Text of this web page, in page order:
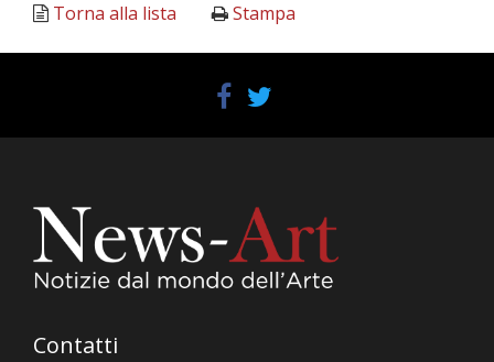
Torna alla lista Stampa
Contatti